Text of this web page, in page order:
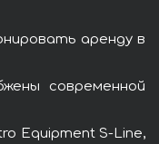
аренду в
современной
Equipment S-Line,